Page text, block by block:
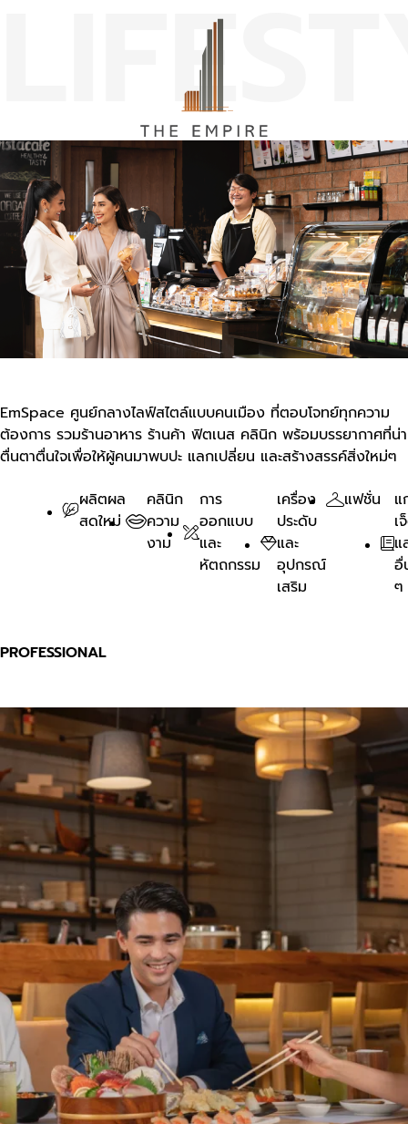
EmSpace ศูนย์กลางไลฟ์สไตล์แบบคนเมือง ที่ตอบโจทย์ทุกความ
ต้องการ รวมร้านอาหาร ร้านค้า ฟิตเนส คลินิก พร้อมบรรยากาศที่น่า
ตื่นตาตื่นใจเพื่อให้ผู้คนมาพบปะ แลกเปลี่ยน และสร้างสรรค์สิ่งใหม่ๆ
ผลิตผล
สดใหม่
คลินิก
ความ
งาม
การ
ออกแบบ
และ
หัตถกรรม
เครื่อง
ประดับ
และ
อุปกรณ์
เสริม
แฟชั่น
แ
เ
แ
อื่
ๆ
PROFESSIONAL